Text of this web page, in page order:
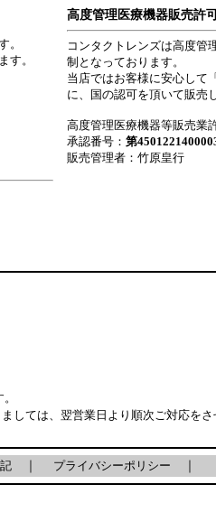
。
す。
高度管理医療機器販売許
コンタクトレンズは高度管
制となっております。
当店ではお客様に安心して
に、国の認可を頂いて販売
高度管理医療機器等販売業
承認番号： 第
販売管理者：竹原皇行
ては、翌営業日より順次ご対応をさ
｜ プライバシーポリシー ｜